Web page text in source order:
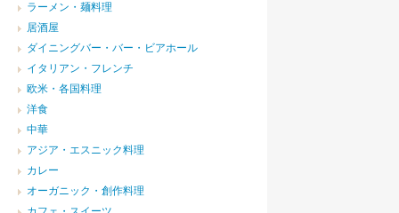
ラーメン・麺料理
居酒屋
ダイニングバー・バー・ビアホール
イタリアン・フレンチ
欧米・各国料理
洋食
中華
アジア・エスニック料理
カレー
オーガニック・創作料理